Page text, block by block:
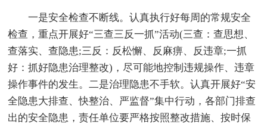
一是安全检查不断线。认真执行好每周的常规安全
检查，重点开展好“三查三反一抓”活动(三查：查思想、
查落实、查隐患;三反：反松懈、反麻痹、反违章;一抓
好：抓好隐患治理整改)，尽可能地控制违规操作、违章
操作事件的发生。二是治理隐患不手软。认真开展好“安
全隐患大排查、快整治、严监督”集中行动，各部门排查
出的安全隐患，责任单位要严格按照整改措施、按时保